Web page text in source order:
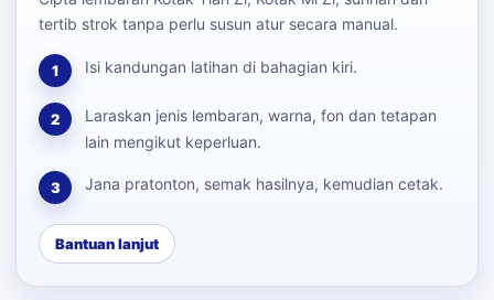
tertib strok tanpa perlu susun atur secara manual.
1 Isi kandungan latihan di bahagian kiri.
2
Laraskan jenis lembaran, warna, fon dan tetapan
lain mengikut keperluan.
3 Jana pratonton, semak hasilnya, kemudian cetak.
Bantuan lanjut